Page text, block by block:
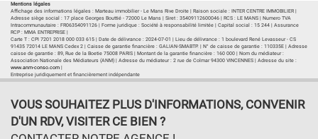
Mentions légales
Affichage des informations légales : Marteau immobilier - Le Mans Rive Droite | Raison sociale : INTER CENTRE IMMOBILIER |
Adresse siège social : 17 place Georges Bouttié - 72000 Le Mans | Siret : 35409112600046 | RCS : LE MANS | Numero TVA
Intracommunautaire : FR06354091126 | Forme juridique : Société à responsabilité limitée | Capital social : 15 244 | Assurance
RCP : MMA ENTREPRISE |
Carte T : CPI 7201 2018 000 033 615 | Date de délivrance : 2024-07-01 | Lieu de délivrance : 1 boulevard René Levasseur - CS
91435 72014 LE MANS Cedex 2 | Caisse de garantie financière : GALIAN-SMABTP. | N° de caisse de garantie : 110335E | Adresse
caisse de garantie : 89, Rue de la Boetie 75008 PARIS | Montant de la garantie financière : 160 000 | Nom du médiateur :
Association Nationale des Médiateurs (ANM) | Adresse du médiateur : 2 rue de Colmar 94300 VINCENNES | Adresse du site :
www.anm-conso.com
Entreprise juridiquement et financièrement indépendante
VOUS SOUHAITEZ PLUS D'INFORMATIONS, CONVENIR
D'UN RDV, VISITER CE BIEN ?